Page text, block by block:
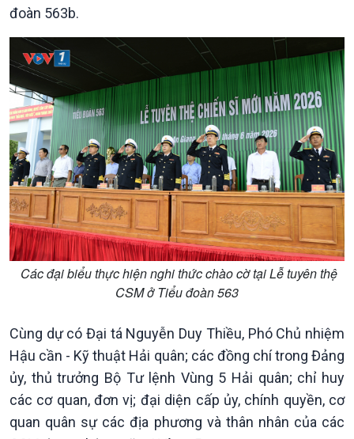
Giới thiệu
Thời sự 12h
Thời sự 18h
Thời sự 21h30
Bản tin
Chuyên mục
Theo dòng Thời sự
đoàn 563b.
Các đại biểu thực hiện nghi thức chào cờ tại Lễ tuyên thệ
CSM ở Tiểu đoàn 563
Cùng dự có Đại tá Nguyễn Duy Thiều, Phó Chủ nhiệm
Hậu cần - Kỹ thuật Hải quân; các đồng chí trong Đảng
ủy, thủ trưởng Bộ Tư lệnh Vùng 5 Hải quân; chỉ huy
các cơ quan, đơn vị; đại diện cấp ủy, chính quyền, cơ
quan quân sự các địa phương và thân nhân của các